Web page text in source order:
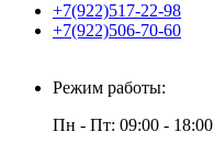
+7(922)517-22-98
+7(922)506-70-60
Режим работы:
Пн - Пт: 09:00 - 18:00